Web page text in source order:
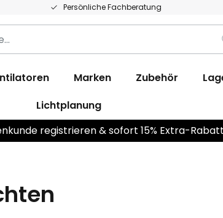
Persönliche Fachberatung
Marken Zubehör
Lichtplanung
registrieren & sofort 15% Extra-